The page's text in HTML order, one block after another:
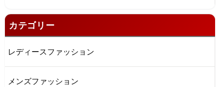
カテゴリー
レディースファッション
メンズファッション